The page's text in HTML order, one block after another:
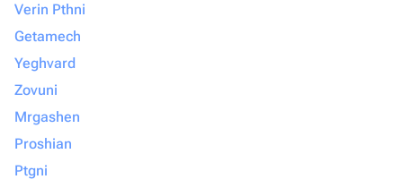
Verin Pthni
Getamech
Yeghvard
Zovuni
Mrgashen
Proshian
Ptgni